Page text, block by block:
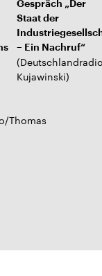
Thomas
Gespräch „Der
Staat der
– Ein Nachruf“
(
Kujawinski)